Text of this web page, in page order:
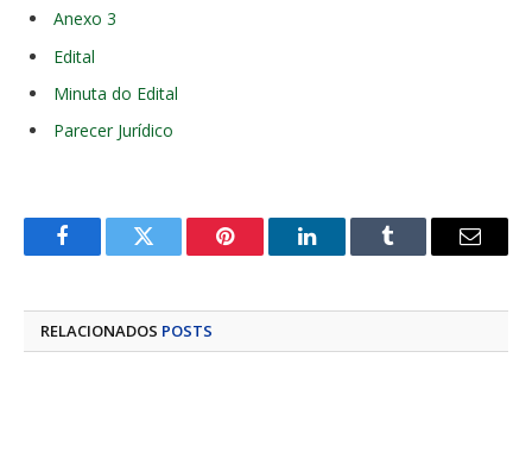
Anexo 3
Edital
Minuta do Edital
Parecer Jurídico
FacebookTwitter Pinterest LinkedInTumblr
E-
RELACIONADOS POSTS